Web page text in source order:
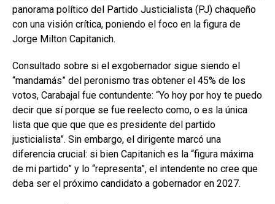
panorama político del Partido Justicialista (PJ) chaqueño
con una visión crítica, poniendo el foco en la figura de
Jorge Milton Capitanich.
Consultado sobre si el exgobernador sigue siendo el
“mandamás” del peronismo tras obtener el 45% de los
votos, Carabajal fue contundente: “Yo hoy por hoy te puedo
decir que sí porque se fue reelecto como, o es la única
lista que que que que es presidente del partido
justicialista”. Sin embargo, el dirigente marcó una
diferencia crucial: si bien Capitanich es la “figura máxima
de mi partido” y lo “representa”, el intendente no cree que
deba ser el próximo candidato a gobernador en 2027.